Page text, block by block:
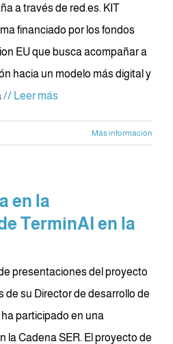
a través de red.es. KIT
financiado por los fondos
EU que busca acompañar a
hacia un modelo más digital y
// Leer más
Más información
en la
TerminAI en la
presentaciones del proyecto
de su Director de desarrollo de
participado en una
la Cadena SER. El proyecto de